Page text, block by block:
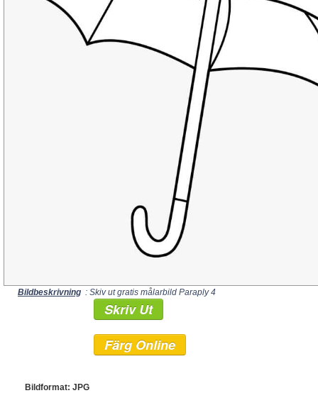
Bildbeskrivning : Skiv ut gratis målarbild Paraply 4
Skriv Ut
Färg Online
Bildformat: JPG